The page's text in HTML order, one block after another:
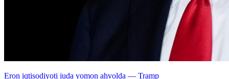
Eron iqtisodiyoti juda yomon ahvolda — Tramp